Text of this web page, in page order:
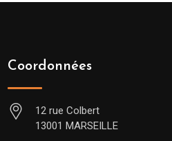
Coordonnées
12 rue Colbert
13001 MARSEILLE